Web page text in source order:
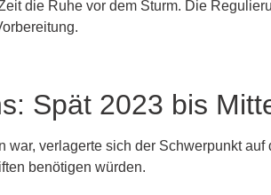
die Ruhe vor dem Sturm. Die
Spät 2023 bis
war, verlagerte sich der Schwerpunkt
benötigen würden.